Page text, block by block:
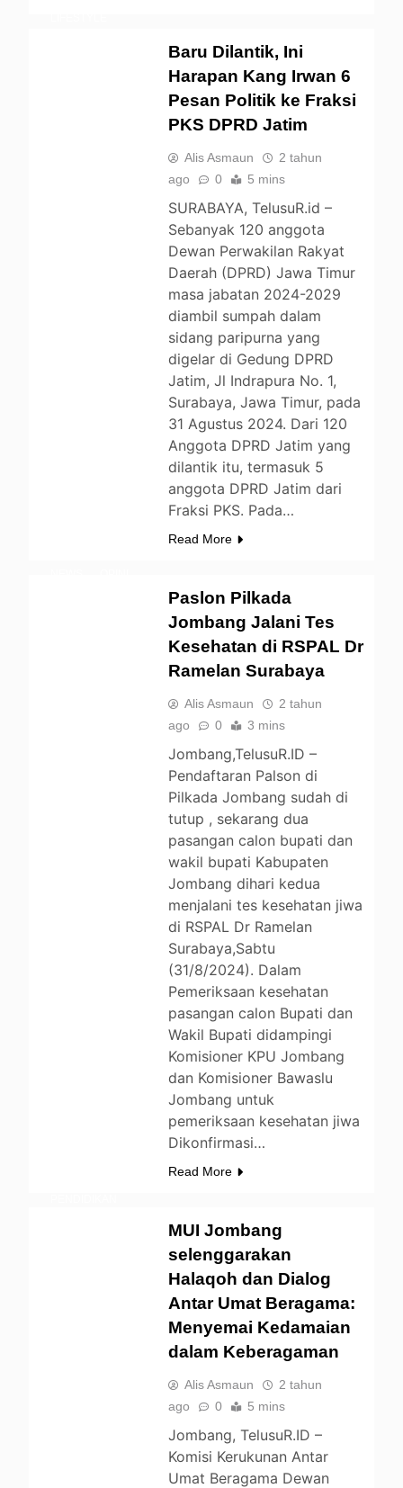
Baru Dilantik, Ini
Harapan Kang Irwan 6
Pesan Politik ke Fraksi
PKS DPRD Jatim
Alis Asmaun
2 tahun
ago
0 5 mins
SURABAYA, TelusuR.id –
Sebanyak 120 anggota
Dewan Perwakilan Rakyat
Daerah (DPRD) Jawa Timur
masa jabatan 2024-2029
diambil sumpah dalam
sidang paripurna yang
digelar di Gedung DPRD
Jatim, Jl Indrapura No. 1,
Surabaya, Jawa Timur, pada
31 Agustus 2024. Dari 120
Anggota DPRD Jatim yang
dilantik itu, termasuk 5
anggota DPRD Jatim dari
Fraksi PKS. Pada…
Read More
Paslon Pilkada
Jombang Jalani Tes
Kesehatan di RSPAL Dr
Ramelan Surabaya
Alis Asmaun
2 tahun
ago
0 3 mins
Jombang,TelusuR.ID –
Pendaftaran Palson di
Pilkada Jombang sudah di
tutup , sekarang dua
pasangan calon bupati dan
wakil bupati Kabupaten
Jombang dihari kedua
menjalani tes kesehatan jiwa
di RSPAL Dr Ramelan
Surabaya,Sabtu
(31/8/2024). Dalam
Pemeriksaan kesehatan
pasangan calon Bupati dan
Wakil Bupati didampingi
Komisioner KPU Jombang
dan Komisioner Bawaslu
Jombang untuk
pemeriksaan kesehatan jiwa
Dikonfirmasi…
Read More
MUI Jombang
selenggarakan
Halaqoh dan Dialog
Antar Umat Beragama:
Menyemai Kedamaian
dalam Keberagaman
Alis Asmaun
2 tahun
ago
0 5 mins
Jombang, TelusuR.ID –
Komisi Kerukunan Antar
Umat Beragama Dewan